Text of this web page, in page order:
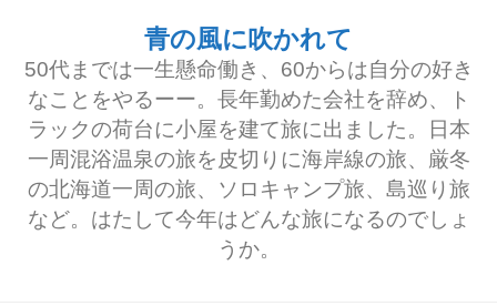
青の風に吹かれて
50代までは一生懸命働き、60からは自分の好き
なことをやるーー。長年勤めた会社を辞め、ト
ラックの荷台に小屋を建て旅に出ました。日本
一周混浴温泉の旅を皮切りに海岸線の旅、厳冬
の北海道一周の旅、ソロキャンプ旅、島巡り旅
など。はたして今年はどんな旅になるのでしょ
うか。